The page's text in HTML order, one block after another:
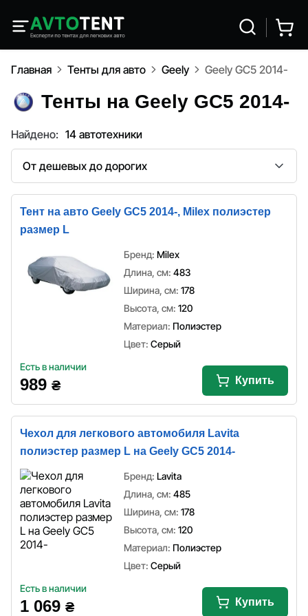
Главная Тенты для авто Geely Geely GC5 2014-
Тенты на Geely GC5 2014-
Найдено: 14 автотехники
Сортировка
Тент на авто Geely GC5 2014-, Milex полиэстер
размер L
Бренд: Milex
Длина, см: 483
Ширина, см: 178
Высота, см: 120
Материал: Полиэстер
Цвет: Серый
Есть в наличии
989 ₴ Купить
Чехол для легкового автомобиля Lavita
полиэстер размер L на Geely GC5 2014-
Бренд: Lavita
Длина, см: 485
Ширина, см: 178
Высота, см: 120
Материал: Полиэстер
Цвет: Серый
Есть в наличии
1 069 ₴ Купить